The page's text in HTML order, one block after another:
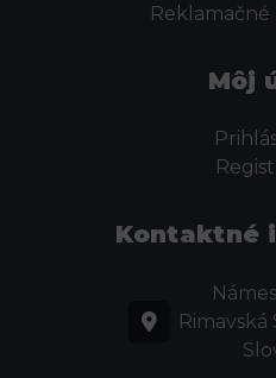
Môj
Kontaktné
Rimavská